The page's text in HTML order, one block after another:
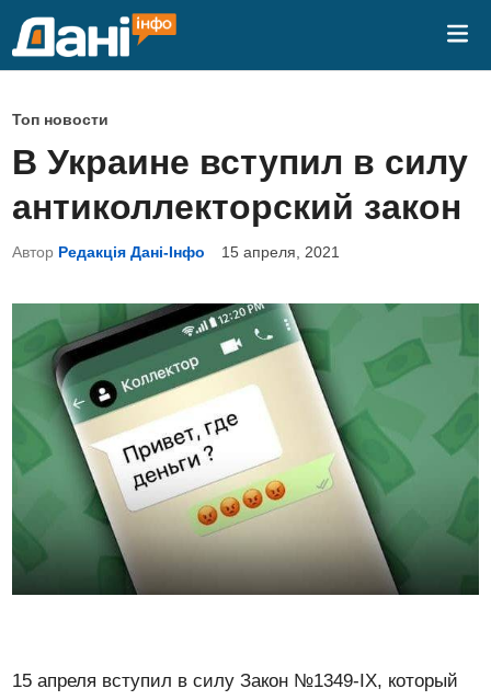
О
п
у
б
к
о
в
о
Топ новости
В Украине вступил в силу
антиколлекторский закон
Автор Редакція Дані-Інфо 15 апреля, 2021
15 апреля вступил в силу Закон №1349-ІХ, который